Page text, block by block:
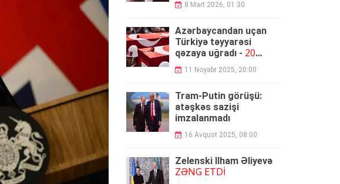
8 Mart 2026, 01:30
Azərbaycandan uçan
Türkiyə təyyarəsi
qəzaya uğradı - 20
ŞƏHİD
11 Noyabr 2025, 20:00
Tram-Putin görüşü:
atəşkəs sazişi
imzalanmadı
16 Avqust 2025, 08:00
Zelenski İlham Əliyevə
ZƏNG ETDİ